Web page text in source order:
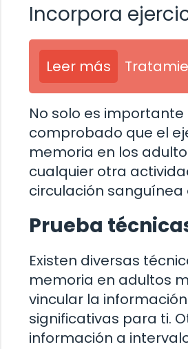
Incorpora
Leer más
No solo es
comprobado que el
memoria en los
cualquier otra
circulación
Prueba
Existen diversas
memoria en adultos
vincular la
significativas para ti.
información a